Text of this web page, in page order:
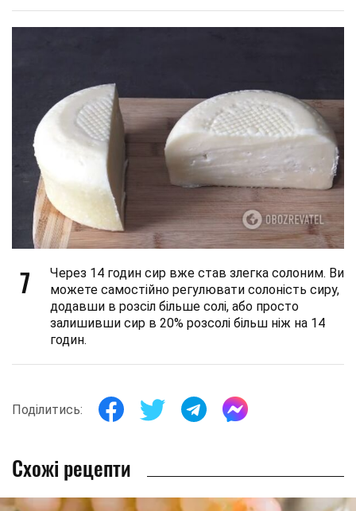
7
Через 14 годин сир вже став злегка солоним. Ви
можете самостійно регулювати солоність сиру,
додавши в розсіл більше солі, або просто
залишивши сир в 20% розсолі більш ніж на 14
годин.
Поділитись:
Схожі рецепти